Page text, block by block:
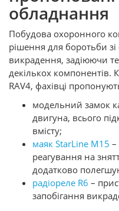
обладнання
Побудова охоронного
рішення для боротьби
викрадення, задіюючи
декількох компонентів.
RAV4, фахівці
модельний замок
двигуна, всього
вмісту;
маяк StarLine М15 –
реагування на
додатково
радіореле R6 –
запобігання